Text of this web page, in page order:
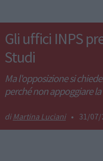
Gli uffici INPS
Studi
Ma l'opposizione si
perché non appoggiare
Martina Luciani • 31/07/